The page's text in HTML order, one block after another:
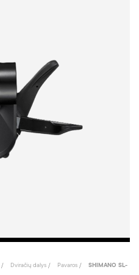
Dviračių dalys Pavaros
SHIMANO SL-